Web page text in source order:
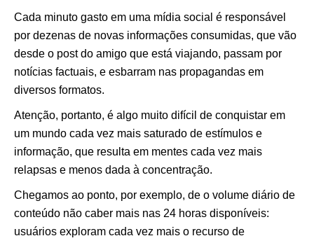
Cada minuto gasto em uma mídia social é responsável
por dezenas de novas informações consumidas, que vão
desde o post do amigo que está viajando, passam por
notícias factuais, e esbarram nas propagandas em
diversos formatos.
Atenção, portanto, é algo muito difícil de conquistar em
um mundo cada vez mais saturado de estímulos e
informação, que resulta em mentes cada vez mais
relapsas e menos dada à concentração.
Chegamos ao ponto, por exemplo, de o volume diário de
conteúdo não caber mais nas 24 horas disponíveis:
usuários exploram cada vez mais o recurso de